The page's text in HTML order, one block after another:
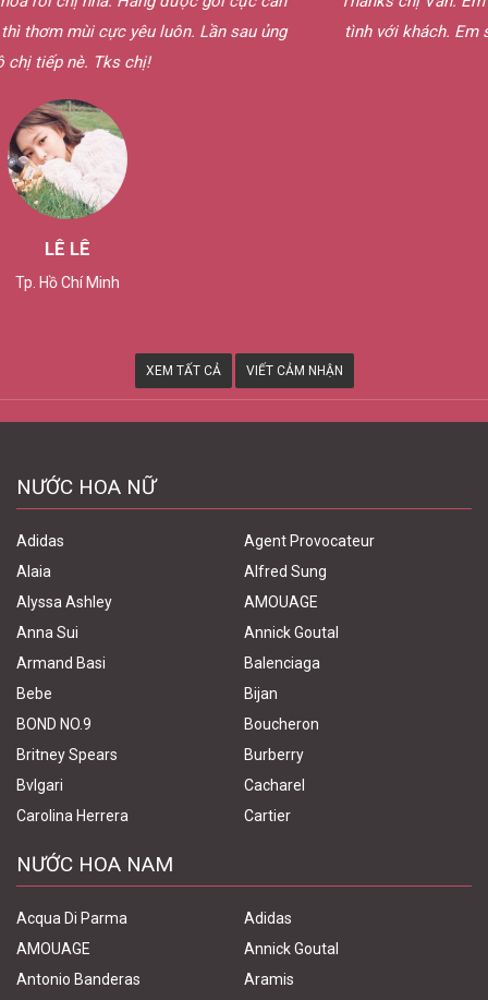
Lần sau ủng
tình với khách. Em sẽ giới thiệu cho bạn
XEM TẤT CẢ VIẾT CẢM NHẬN
NƯỚC HOA NỮ
Adidas
Agent Provocateur
Alaia
Alfred Sung
Alyssa Ashley
AMOUAGE
Anna Sui
Annick Goutal
Armand Basi
Balenciaga
Bebe
Bijan
BOND NO.9
Boucheron
Britney Spears
Burberry
Bvlgari
Cacharel
Carolina Herrera
Cartier
NƯỚC HOA NAM
Acqua Di Parma
Adidas
AMOUAGE
Annick Goutal
Antonio Banderas
Aramis